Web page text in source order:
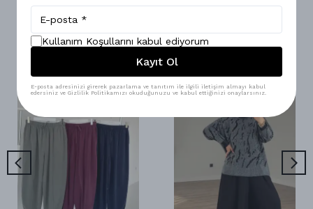
Benzer Ürünler
Kullanım Koşullarını kabul ediyorum
Kayıt Ol
E-posta adresinizi girerek pazarlama ve tanıtım ile ilgili iletişim almayı kabul
edersiniz ve Gizlilik Politikamızı okuduğunuzu ve kabul ettiğinizi onaylarsınız.